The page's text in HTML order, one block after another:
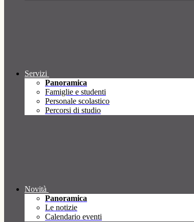
Servizi
Panoramica
Famiglie e studenti
Personale scolastico
Percorsi di studio
Novità
Panoramica
Le notizie
Calendario eventi